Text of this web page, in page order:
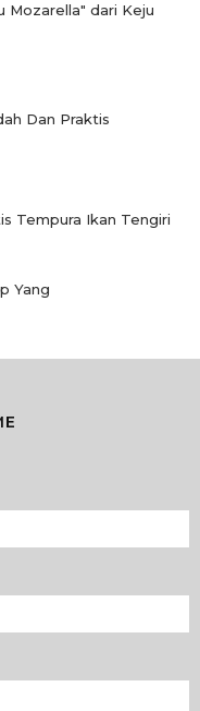
Mozarella" dari Keju
Dan Praktis
Tempura Ikan Tengiri
Yang